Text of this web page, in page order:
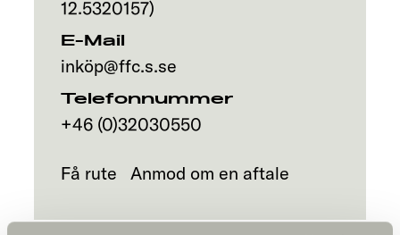
12.5320157)
E-Mail
inköp@ffc.s.se
Telefonnummer
+46 (0)32030550
Få rute Anmod om en aftale